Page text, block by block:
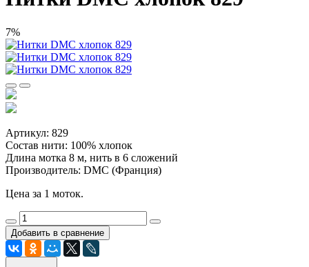
7%
Артикул: 829
Состав нити: 100% хлопок
Длина мотка 8 м, нить в 6 сложений
Производитель: DMC (Франция)
Цена за 1 моток.
Добавить в сравнение